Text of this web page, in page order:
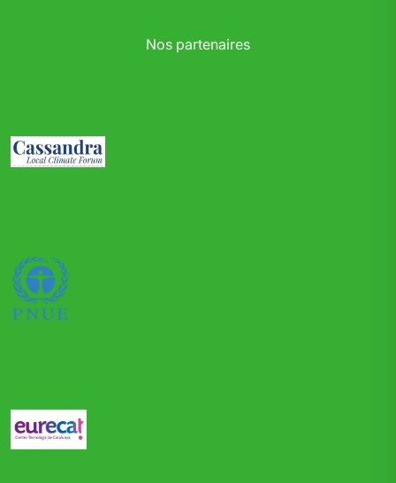
Nos partenaires